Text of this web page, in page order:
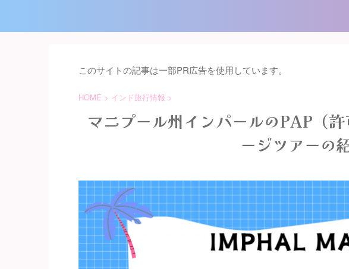
このサイトの記事は一部PR広告を使用しています。
HOME > インド旅行情報 >
マニプール州インパールのPAP（
ージツアーの